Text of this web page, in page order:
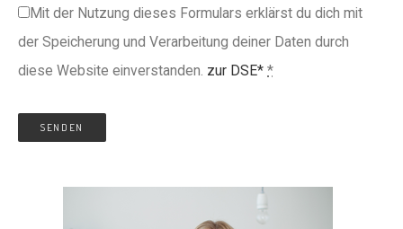
Mit der Nutzung dieses Formulars erklärst du dich mit
der Speicherung und Verarbeitung deiner Daten durch
diese Website einverstanden. zur DSE* *